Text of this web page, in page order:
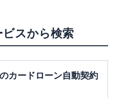
ビスから検索
カードローン自動契約